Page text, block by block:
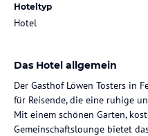
Hoteltyp
Hotel
Das Hotel allgemein
Der Gasthof Löwen Tosters in
für Reisende, die eine ruhige
Mit einem schönen Garten,
Gemeinschaftslounge bietet